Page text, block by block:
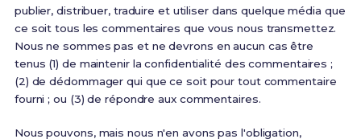
publier, distribuer, traduire et utiliser dans quelque média que
ce soit tous les commentaires que vous nous transmettez.
Nous ne sommes pas et ne devrons en aucun cas être
tenus (1) de maintenir la confidentialité des commentaires ;
(2) de dédommager qui que ce soit pour tout commentaire
fourni ; ou (3) de répondre aux commentaires.
Nous pouvons, mais nous n'en avons pas l'obligation,